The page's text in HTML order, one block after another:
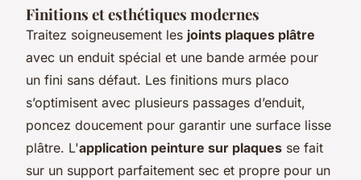
Finitions et esthétiques modernes
Traitez soigneusement les joints plaques plâtre
avec un enduit spécial et une bande armée pour
un fini sans défaut. Les finitions murs placo
s’optimisent avec plusieurs passages d’enduit,
poncez doucement pour garantir une surface lisse
plâtre. L'application peinture sur plaques se fait
sur un support parfaitement sec et propre pour un